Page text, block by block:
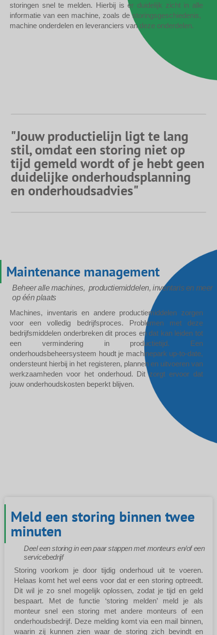
storingen snel te melden. Hierbij is er duidelijk zicht in alle
informatie van een machine, zoals de storingsgeschiedenis,
machine onderdelen en leveranciers van deze onderdelen.
"Jouw productielijn ligt te lang
stil, omdat een storing niet op
tijd gemeld wordt of je hebt geen
duidelijke onderhoudsplanning
en onderhoudsadvies"
Maintenance management
Beheer alle machines, productiemiddelen, inventaris en meer
op één plaats
Machines, inventaris en andere productiemiddelen zorgen
voor een volledig bedrijfsproces. Problemen met deze
bedrijfsmiddelen onderbreken dit proces en dat kan leiden tot
een vermindering in productietijd. Een
onderhoudsbeheersysteem houdt je machinepark up-to-date,
ondersteunt hierbij in het registeren, plannen en uitvoeren van
werkzaamheden voor het onderhoud. Dit zorgt ervoor dat
jouw onderhoudskosten beperkt blijven.
Meld een storing binnen twee
minuten
Deel een storing in een paar stappen met monteurs en/of een
servicebedrijf
Storing voorkom je door tijdig onderhoud uit te voeren.
Helaas komt het wel eens voor dat er een storing optreedt.
Dit wil je zo snel mogelijk oplossen, zodat je tijd en geld
bespaart. Met de functie ‘storing melden’ meld je als
monteur snel een storing met andere monteurs of een
onderhoudsbedrijf. Deze melding komt via een mail binnen,
waarin zij kunnen zien waar de storing zich bevindt en